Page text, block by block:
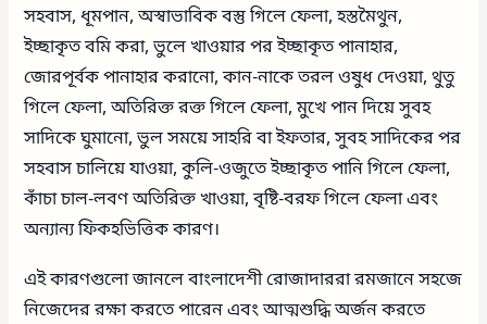
সহবাস, ধূমপান, অস্বাভাবিক বস্তু গিলে ফেলা, হস্তমৈথুন,
ইচ্ছাকৃত বমি করা, ভুলে খাওয়ার পর ইচ্ছাকৃত পানাহার,
জোরপূর্বক পানাহার করানো, কান-নাকে তরল ওষুধ দেওয়া, থুতু
গিলে ফেলা, অতিরিক্ত রক্ত গিলে ফেলা, মুখে পান দিয়ে সুবহ
সাদিকে ঘুমানো, ভুল সময়ে সাহরি বা ইফতার, সুবহ সাদিকের পর
সহবাস চালিয়ে যাওয়া, কুলি-ওজুতে ইচ্ছাকৃত পানি গিলে ফেলা,
কাঁচা চাল-লবণ অতিরিক্ত খাওয়া, বৃষ্টি-বরফ গিলে ফেলা এবং
অন্যান্য ফিকহভিত্তিক কারণ।
এই কারণগুলো জানলে বাংলাদেশী রোজাদাররা রমজানে সহজে
নিজেদের রক্ষা করতে পারেন এবং আত্মশুদ্ধি অর্জন করতে